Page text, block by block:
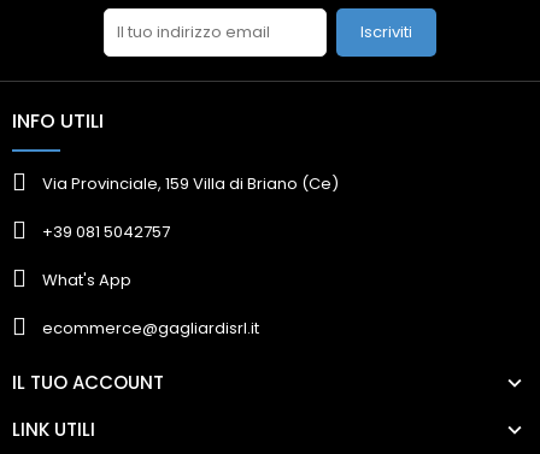
Iscriviti
INFO UTILI
Via Provinciale, 159 Villa di Briano (Ce)
+39 081 5042757
What's App
ecommerce@gagliardisrl.it
IL TUO ACCOUNT
LINK UTILI